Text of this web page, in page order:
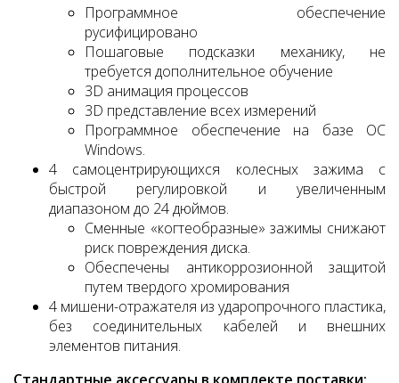
Программное обеспечение
русифицировано
Пошаговые подсказки механику, не
требуется дополнительное обучение
3D анимация процессов
3D представление всех измерений
Программное обеспечение на базе ОС
Windows.
4 самоцентрирующихся колесных зажима с
быстрой регулировкой и увеличенным
диапазоном до 24 дюймов.
Сменные «когтеобразные» зажимы снижают
риск повреждения диска.
Обеспечены антикоррозионной защитой
путем твердого хромирования
4 мишени-отражателя из ударопрочного пластика,
без соединительных кабелей и внешних
элементов питания.